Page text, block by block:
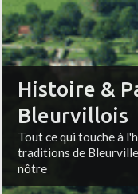
Histoire &
Bleurvillois
Tout ce qui touche à
traditions de
nôtre